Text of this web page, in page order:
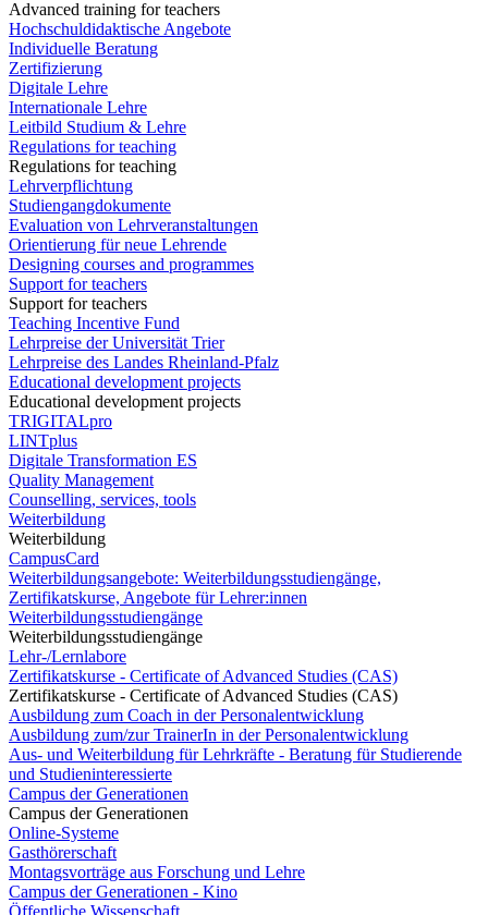
Advanced training for teachers
Hochschuldidaktische Angebote
Individuelle Beratung
Zertifizierung
Digitale Lehre
Internationale Lehre
Leitbild Studium & Lehre
Regulations for teaching
Regulations for teaching
Lehrverpflichtung
Studiengangdokumente
Evaluation von Lehrveranstaltungen
Orientierung für neue Lehrende
Designing courses and programmes
Support for teachers
Support for teachers
Teaching Incentive Fund
Lehrpreise der Universität Trier
Lehrpreise des Landes Rheinland-Pfalz
Educational development projects
Educational development projects
TRIGITALpro
LINTplus
Digitale Transformation ES
Quality Management
Counselling, services, tools
Weiterbildung
Weiterbildung
CampusCard
Weiterbildungsangebote: Weiterbildungsstudiengänge,
Zertifikatskurse, Angebote für Lehrer:innen
Weiterbildungsstudiengänge
Weiterbildungsstudiengänge
Lehr-/Lernlabore
Zertifikatskurse - Certificate of Advanced Studies (CAS)
Zertifikatskurse - Certificate of Advanced Studies (CAS)
Ausbildung zum Coach in der Personalentwicklung
Ausbildung zum/zur TrainerIn in der Personalentwicklung
Aus- und Weiterbildung für Lehrkräfte - Beratung für Studierende
und Studieninteressierte
Campus der Generationen
Campus der Generationen
Online-Systeme
Gasthörerschaft
Montagsvorträge aus Forschung und Lehre
Campus der Generationen - Kino
Öffentliche Wissenschaft